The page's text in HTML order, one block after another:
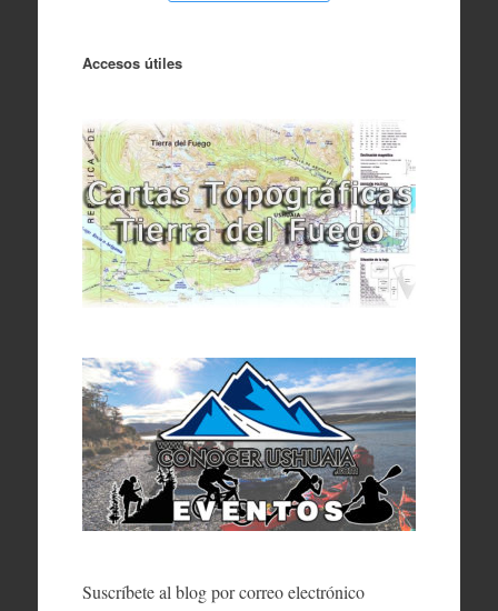
Accesos útiles
Suscríbete al blog por correo electrónico